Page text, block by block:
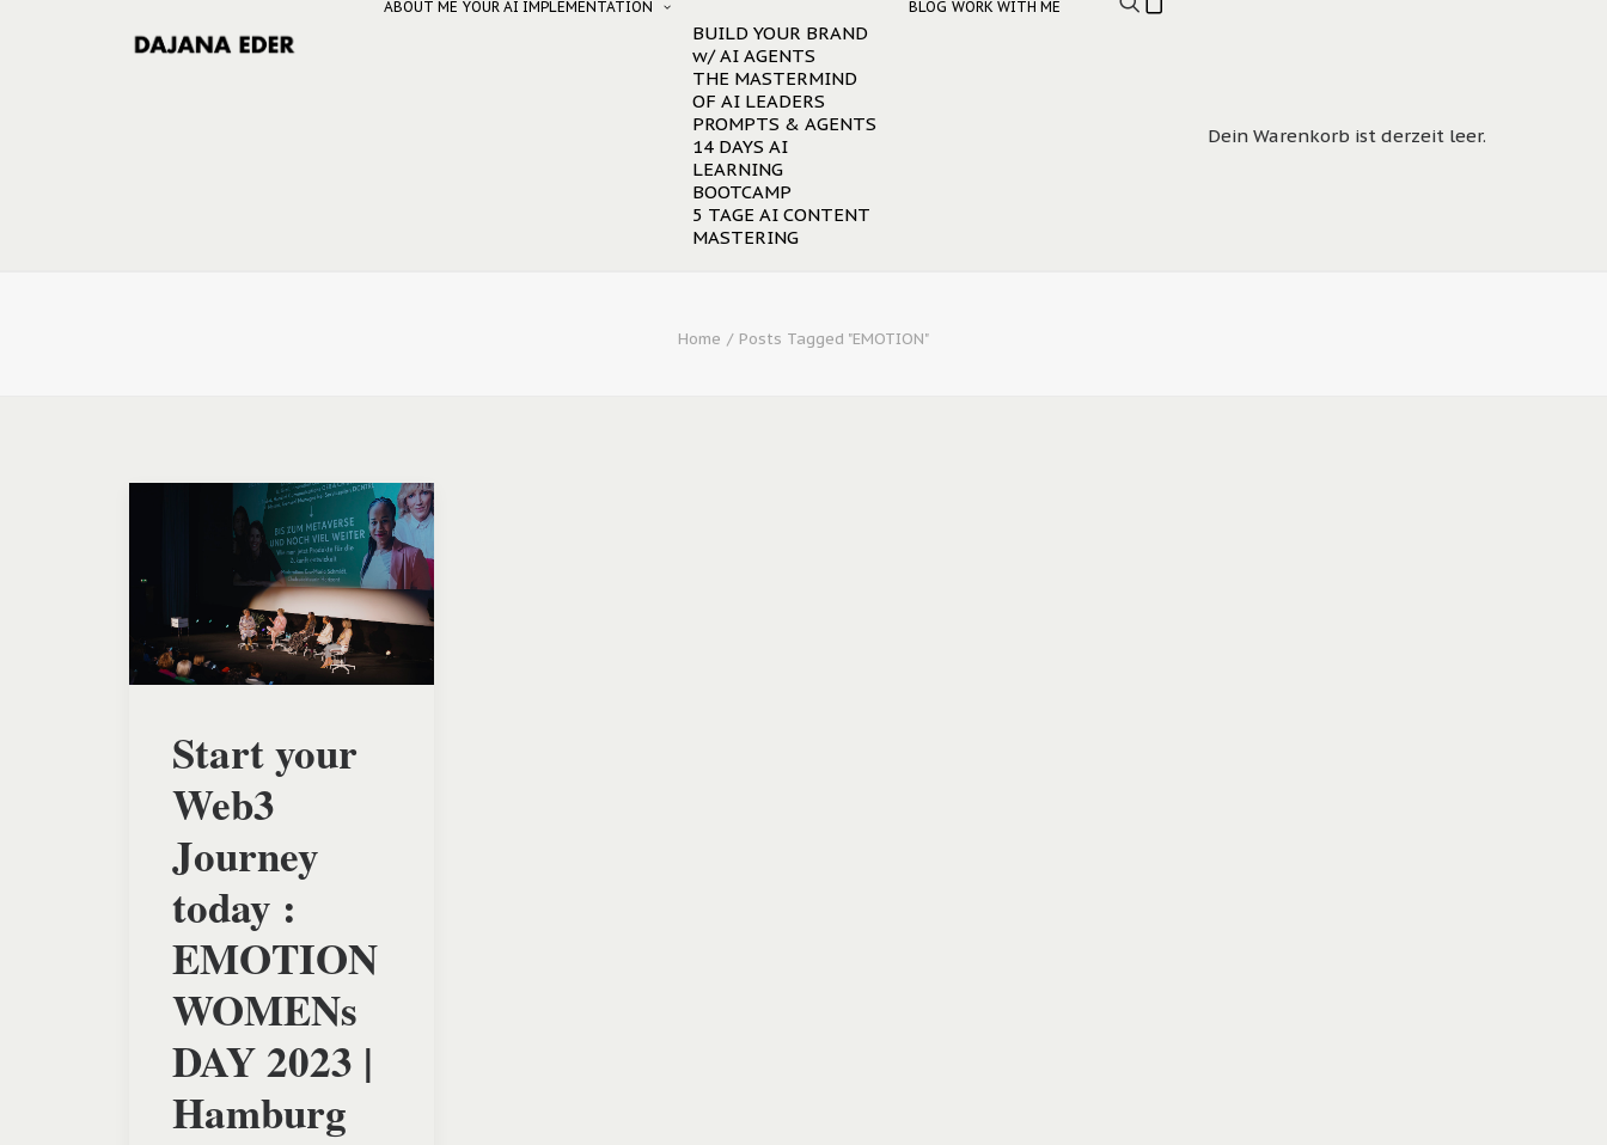
ABOUT ME YOUR AI IMPLEMENTATION
BUILD YOUR BRAND
w/ AI AGENTS
THE MASTERMIND
OF AI LEADERS
PROMPTS & AGENTS
14 DAYS AI
LEARNING
BOOTCAMP
5 TAGE AI CONTENT
MASTERING
BLOG WORK WITH ME
Dein Warenkorb ist derzeit leer.
Home Posts Tagged "EMOTION"
Start your
Web3
Journey
today :
EMOTION
WOMENs
DAY 2023 |
Hamburg